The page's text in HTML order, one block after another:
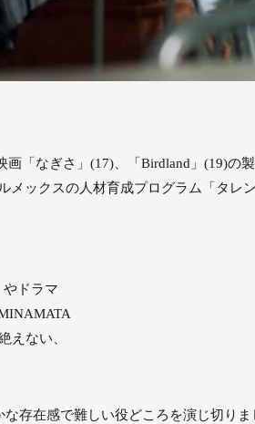
「なぎさ」(17)、「Birdland」(19)の
ックスの⼈材育成プログラム「タレ
ドラマ
えない、
存在感で難しい役どころを演じ切り